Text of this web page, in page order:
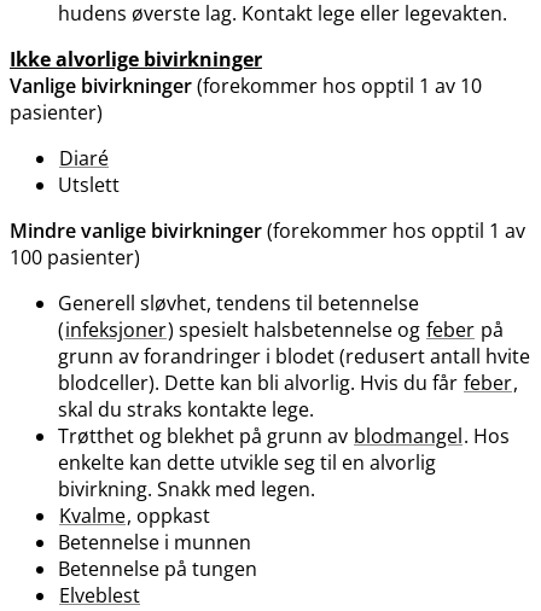
hudens øverste lag. Kontakt lege eller legevakten.
Ikke alvorlige bivirkninger
Vanlige bivirkninger(forekommer hos opptil 1 av 10
pasienter)
Diaré
Utslett
Mindre vanlige bivirkninger(forekommer hos opptil 1 av
100 pasienter)
Generell sløvhet, tendens til betennelse
(infeksjoner) spesielt halsbetennelse og feber på
grunn av forandringer i blodet (redusert antall hvite
blodceller). Dette kan bli alvorlig. Hvis du får feber,
skal du straks kontakte lege.
Trøtthet og blekhet på grunn av blodmangel. Hos
enkelte kan dette utvikle seg til en alvorlig
bivirkning. Snakk med legen.
Kvalme, oppkast
Betennelse i munnen
Betennelse på tungen
Elveblest